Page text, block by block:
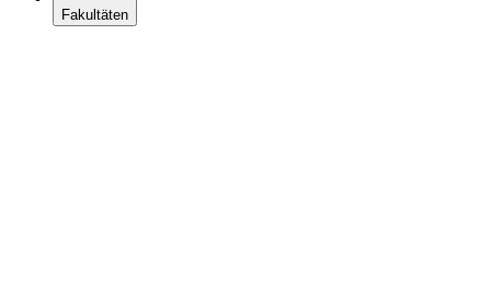
Fakultäten